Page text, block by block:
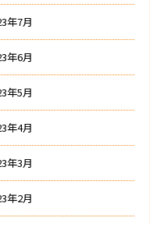
年7月
年6月
年5月
年4月
年3月
年2月